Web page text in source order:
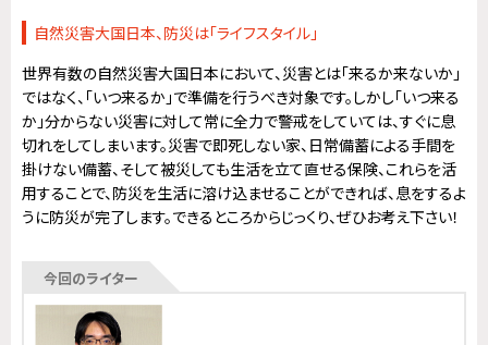
自然災害大国日本、防災は「ライフスタイル」
世界有数の自然災害大国日本において、災害とは「来るか来ないか」
ではなく、「いつ来るか」で準備を行うべき対象です。しかし「いつ来る
か」分からない災害に対して常に全力で警戒をしていては、すぐに息
切れをしてしまいます。災害で即死しない家、日常備蓄による手間を
掛けない備蓄、そして被災しても生活を立て直せる保険、これらを活
用することで、防災を生活に溶け込ませることができれば、息をするよ
うに防災が完了します。できるところからじっくり、ぜひお考え下さい！
今回のライター